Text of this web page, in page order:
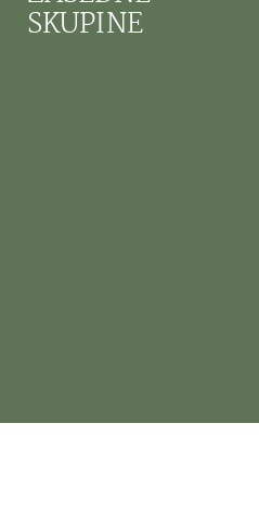
SKUPINE